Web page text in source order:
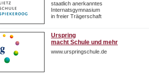
staatlich anerkanntes
Internatsgymnasium
in freier Trägerschaft
Urspring
macht Schule und mehr
www.urspringschule.de